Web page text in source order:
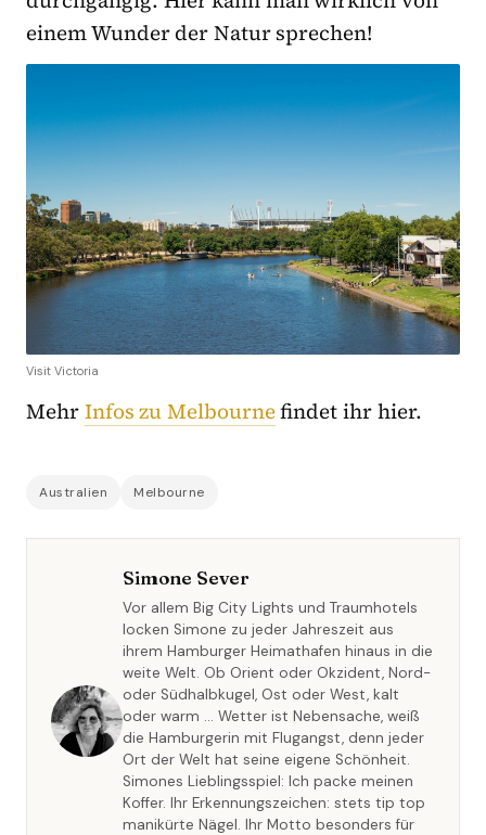
einem Wunder der Natur sprechen!
Visit Victoria
MehrInfos zu Melbournefindet ihr hier.
Australien Melbourne
Simone Sever
Vor allem Big City Lights und Traumhotels
locken Simone zu jeder Jahreszeit aus
ihrem Hamburger Heimathafen hinaus in die
weite Welt. Ob Orient oder Okzident, Nord-
oder Südhalbkugel, Ost oder West, kalt
oder warm … Wetter ist Nebensache, weiß
die Hamburgerin mit Flugangst, denn jeder
Ort der Welt hat seine eigene Schönheit.
Simones Lieblingsspiel: Ich packe meinen
Koffer. Ihr Erkennungszeichen: stets tip top
manikürte Nägel. Ihr Motto besonders für